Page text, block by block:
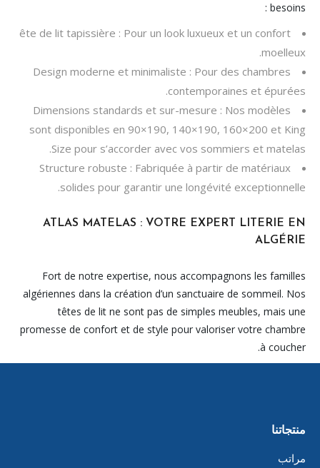
besoins :
ête de lit tapissière : Pour un look luxueux et un confort
moelleux.
Design moderne et minimaliste : Pour des chambres
contemporaines et épurées.
Dimensions standards et sur-mesure : Nos modèles
sont disponibles en 90×190, 140×190, 160×200 et King
Size pour s’accorder avec vos sommiers et matelas.
Structure robuste : Fabriquée à partir de matériaux
solides pour garantir une longévité exceptionnelle.
ATLAS MATELAS : VOTRE EXPERT LITERIE EN
ALGÉRIE
Fort de notre expertise, nous accompagnons les familles
algériennes dans la création d’un sanctuaire de sommeil. Nos
têtes de lit ne sont pas de simples meubles, mais une
promesse de confort et de style pour valoriser votre chambre
à coucher.
منتجاتنا
مراتب